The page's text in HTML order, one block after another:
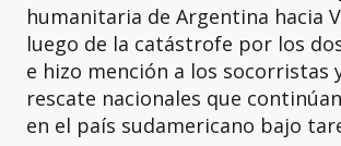
humanitaria de Argentina hacia
luego de la catástrofe por los
e hizo mención a los socorristas
rescate nacionales que
en el país sudamericano bajo